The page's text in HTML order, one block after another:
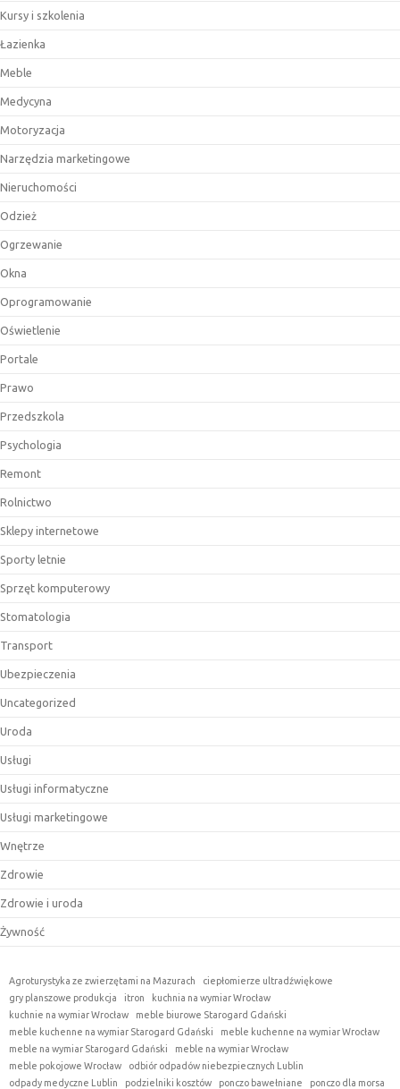
Kursy i szkolenia
Łazienka
Meble
Medycyna
Motoryzacja
Narzędzia marketingowe
Nieruchomości
Odzież
Ogrzewanie
Okna
Oprogramowanie
Oświetlenie
Portale
Prawo
Przedszkola
Psychologia
Remont
Rolnictwo
Sklepy internetowe
Sporty letnie
Sprzęt komputerowy
Stomatologia
Transport
Ubezpieczenia
Uncategorized
Uroda
Usługi
Usługi informatyczne
Usługi marketingowe
Wnętrze
Zdrowie
Zdrowie i uroda
Żywność
Agroturystyka ze zwierzętami na Mazurach
ciepłomierze ultradźwiękowe
gry planszowe produkcja
itron
kuchnia na wymiar Wrocław
kuchnie na wymiar Wrocław
meble biurowe Starogard Gdański
meble kuchenne na wymiar Starogard Gdański
meble kuchenne na wymiar Wrocław
meble na wymiar Starogard Gdański
meble na wymiar Wrocław
meble pokojowe Wrocław
odbiór odpadów niebezpiecznych Lublin
odpady medyczne Lublin
podzielniki kosztów ponczo bawełniane ponczo dla morsa